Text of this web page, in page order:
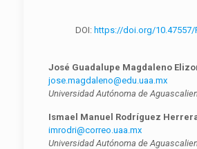
DOI: https://doi.org/10.47557/
José Guadalupe Magdaleno
jose.magdaleno@edu.uaa.mx
Universidad Autónoma de
Ismael Manuel Rodríguez
imrodri@correo.uaa.mx
Universidad Autónoma de